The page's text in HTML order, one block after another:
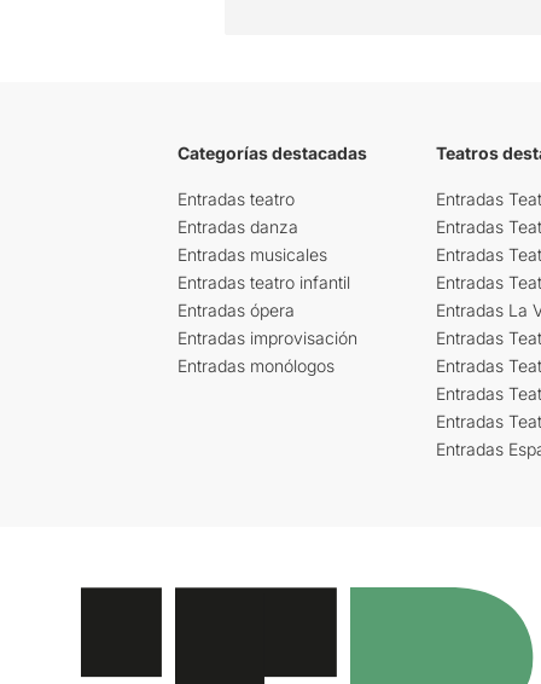
Categorías destacadas
Entradas teatro
Entradas danza
Entradas musicales
Entradas teatro infantil
Entradas ópera
Entradas improvisación
Entradas monólogos
Teatros
Entradas
Entradas
Entradas
Entradas
Entradas La
Entradas
Entradas
Entradas
Entradas
Entradas